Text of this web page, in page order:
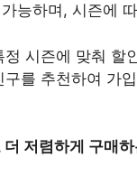
능하며, 시즌에
정 시즌에 맞춰 할
구를 추천하여 가
저렴하게 구매